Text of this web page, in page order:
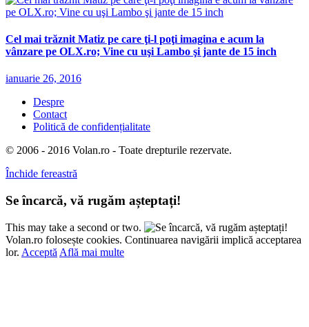
Cel mai trăznit Matiz pe care ţi-l poţi imagina e acum la
vânzare pe OLX.ro; Vine cu uşi Lambo şi jante de 15 inch
ianuarie 26, 2016
Despre
Contact
Politică de confidențialitate
© 2006 - 2016 Volan.ro - Toate drepturile rezervate.
Închide fereastră
Se încarcă, vă rugăm așteptați!
This may take a second or two.
Volan.ro folosește cookies. Continuarea navigării implică acceptarea
lor. Acceptă Află mai multe